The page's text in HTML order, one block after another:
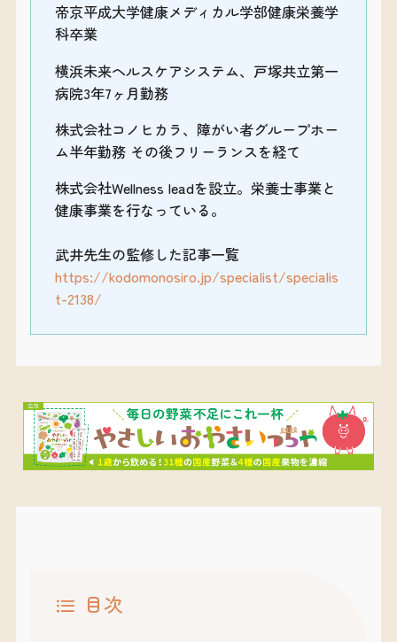
帝京平成大学健康メディカル学部健康栄養学
科卒業
横浜未来ヘルスケアシステム、戸塚共立第一
病院3年7ヶ月勤務
株式会社コノヒカラ、障がい者グループホー
ム半年勤務 その後フリーランスを経て
株式会社Wellness leadを設立。栄養士事業と
健康事業を行なっている。
武井先生の監修した記事一覧
https://kodomonosiro.jp/specialist/specialis
t-2138/
目次